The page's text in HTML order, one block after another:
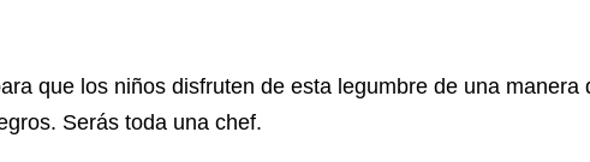
que los niños disfruten de esta legumbre de una manera
Serás toda una chef.